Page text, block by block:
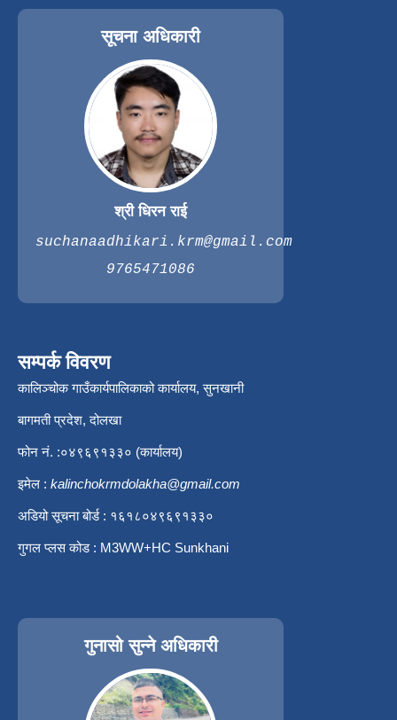
सूचना अधिकारी
श्री धिरन राई
suchanaadhikari.krm@gmail.com
9765471086
सम्पर्क विवरण
कालिञ्चोक गाउँकार्यपालिकाको कार्यालय, सुनखानी
बागमती प्रदेश, दोलखा
फोन नं. :०४९६९१३३० (कार्यालय)
इमेल : kalinchokrmdolakha@gmail.com
अडियो सूचना बोर्ड : १६१८०४९६९१३३०
गुगल प्लस कोड : M3WW+HC Sunkhani
गुनासो सुन्ने अधिकारी